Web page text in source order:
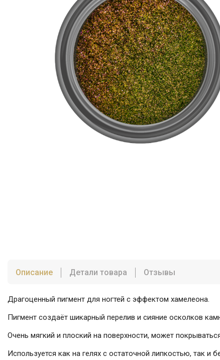
Описание Детали товара Отзывы
Драгоценный пигмент для ногтей с эффектом хамелеона.
Пигмент создаёт шикарный перелив и сияние осколков
Очень мягкий и плоский на поверхности, может
Используется как на гелях с остаточной липкостью, так